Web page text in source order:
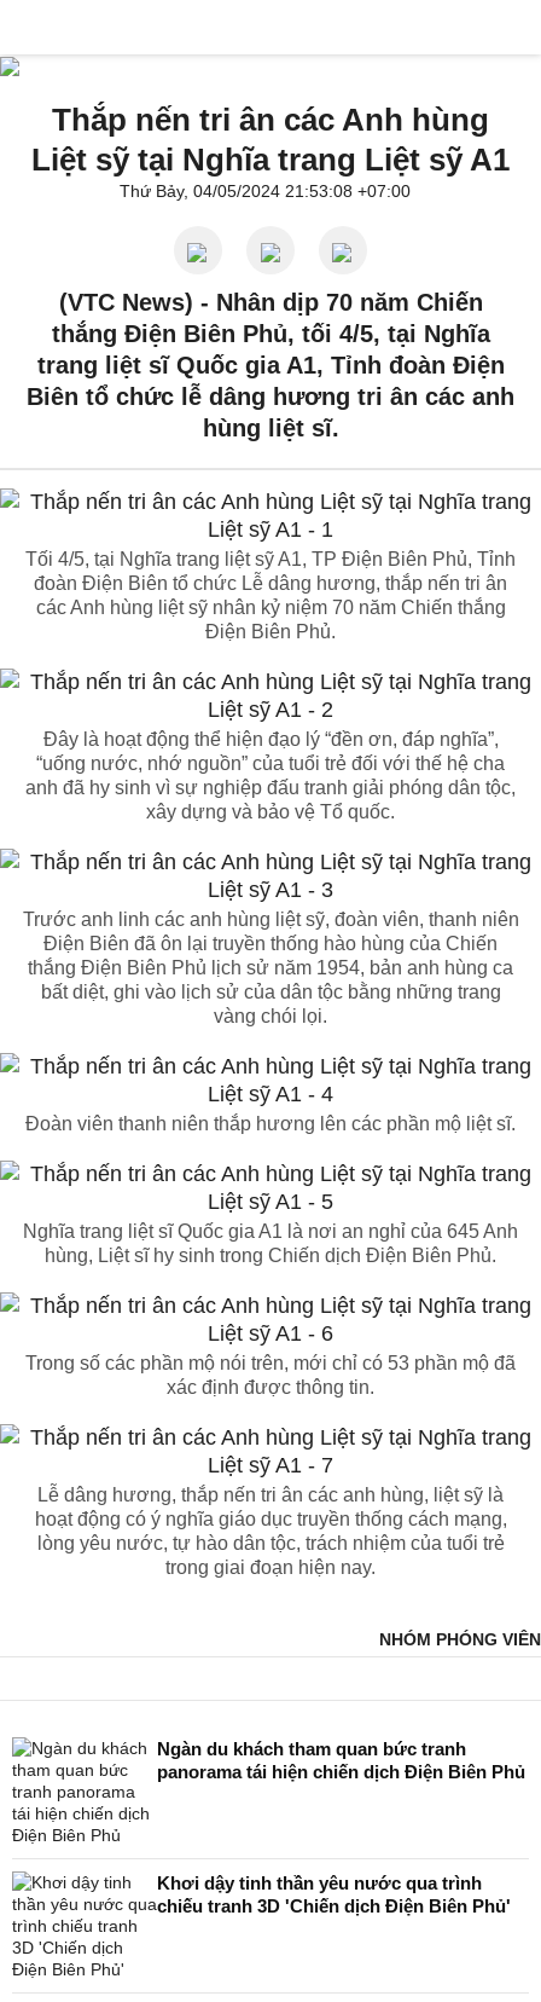
Thắp nến tri ân các Anh hùng
Liệt sỹ tại Nghĩa trang Liệt sỹ A1
Thứ Bảy, 04/05/2024 21:53:08 +07:00
(VTC News) - Nhân dịp 70 năm Chiến
thắng Điện Biên Phủ, tối 4/5, tại Nghĩa
trang liệt sĩ Quốc gia A1, Tỉnh đoàn Điện
Biên tổ chức lễ dâng hương tri ân các anh
hùng liệt sĩ.
Tối 4/5, tại Nghĩa trang liệt sỹ A1, TP Điện Biên Phủ, Tỉnh
đoàn Điện Biên tổ chức Lễ dâng hương, thắp nến tri ân
các Anh hùng liệt sỹ nhân kỷ niệm 70 năm Chiến thắng
Điện Biên Phủ.
Đây là hoạt động thể hiện đạo lý “đền ơn, đáp nghĩa”,
“uống nước, nhớ nguồn” của tuổi trẻ đối với thế hệ cha
anh đã hy sinh vì sự nghiệp đấu tranh giải phóng dân tộc,
xây dựng và bảo vệ Tổ quốc.
Trước anh linh các anh hùng liệt sỹ, đoàn viên, thanh niên
Điện Biên đã ôn lại truyền thống hào hùng của Chiến
thắng Điện Biên Phủ lịch sử năm 1954, bản anh hùng ca
bất diệt, ghi vào lịch sử của dân tộc bằng những trang
vàng chói lọi.
Đoàn viên thanh niên thắp hương lên các phần mộ liệt sĩ.
Nghĩa trang liệt sĩ Quốc gia A1 là nơi an nghỉ của 645 Anh
hùng, Liệt sĩ hy sinh trong Chiến dịch Điện Biên Phủ.
Trong số các phần mộ nói trên, mới chỉ có 53 phần mộ đã
xác định được thông tin.
Lễ dâng hương, thắp nến tri ân các anh hùng, liệt sỹ là
hoạt động có ý nghĩa giáo dục truyền thống cách mạng,
lòng yêu nước, tự hào dân tộc, trách nhiệm của tuổi trẻ
trong giai đoạn hiện nay.
NHÓM PHÓNG VIÊN
Ngàn du khách tham quan bức tranh
panorama tái hiện chiến dịch Điện Biên Phủ
Khơi dậy tinh thần yêu nước qua trình
chiếu tranh 3D 'Chiến dịch Điện Biên Phủ'